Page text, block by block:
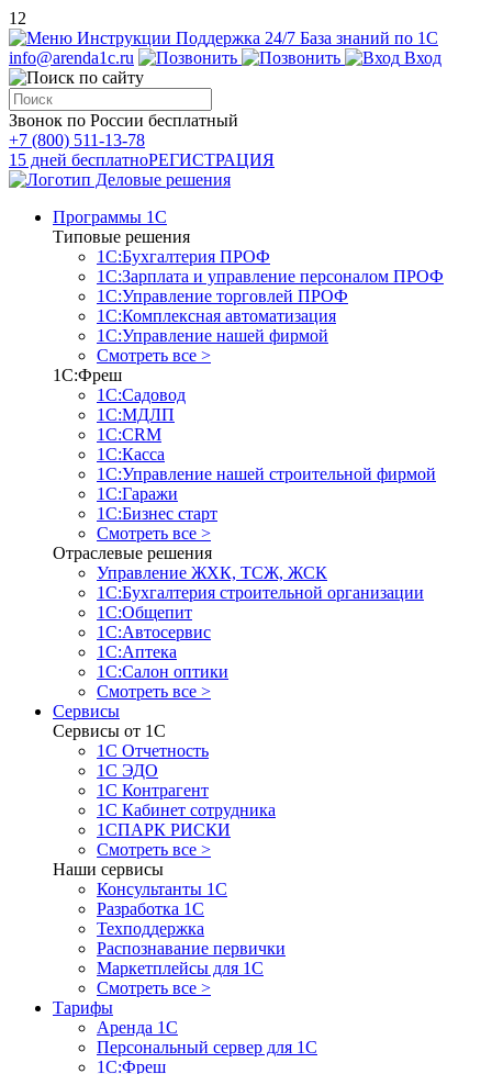
12
Инструкции Поддержка 24/7 База знаний по 1С
info@arenda1c.ru
Вход
Звонок по России бесплатный
+7 (800) 511-13-78
15 дней бесплатноРЕГИСТРАЦИЯ
Программы 1С
Типовые решения
1С:Бухгалтерия ПРОФ
1С:Зарплата и управление персоналом ПРОФ
1С:Управление торговлей ПРОФ
1С:Комплексная автоматизация
1С:Управление нашей фирмой
Смотреть все >
1С:Фреш
1С:Садовод
1С:МДЛП
1С:CRM
1С:Касса
1С:Управление нашей строительной фирмой
1С:Гаражи
1С:Бизнес старт
Смотреть все >
Отраслевые решения
Управление ЖХК, ТСЖ, ЖСК
1С:Бухгалтерия строительной организации
1С:Общепит
1С:Автосервис
1С:Аптека
1С:Салон оптики
Смотреть все >
Сервисы
Сервисы от 1С
1С Отчетность
1С ЭДО
1С Контрагент
1С Кабинет сотрудника
1СПАРК РИСКИ
Смотреть все >
Наши сервисы
Консультанты 1С
Разработка 1С
Техподдержка
Распознавание первички
Маркетплейсы для 1С
Смотреть все >
Тарифы
Аренда 1С
Персональный сервер для 1С
1С:Фреш